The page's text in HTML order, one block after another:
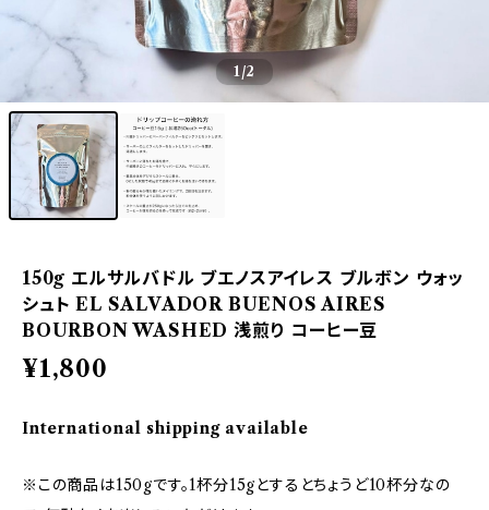
1/2
150g エルサルバドル ブエノスアイレス ブルボン ウォッ
シュト EL SALVADOR BUENOS AIRES
BOURBON WASHED 浅煎り コーヒー豆
¥1,800
International shipping available
※この商品は150gです。1杯分15gとするとちょうど10杯分なの